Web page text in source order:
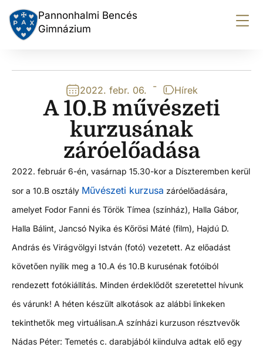
Pannonhalmi Bencés
Gimnázium
2022. febr. 06. - Hírek
A 10.B művészeti
kurzusának
záróelőadása
2022. február 6-én, vasárnap 15.30-kor a Díszteremben kerül
sor a 10.B osztály Művészeti kurzusa záróelőadására,
amelyet Fodor Fanni és Török Tímea (színház), Halla Gábor,
Halla Bálint, Jancsó Nyika és Kőrösi Máté (film), Hajdú D.
András és Virágvölgyi István (fotó) vezetett. Az előadást
követően nyílik meg a 10.A és 10.B kurusénak fotóiból
rendezett fotókiállítás. Minden érdeklődőt szeretettel hívunk
és várunk! A héten készült alkotások az alábbi linkeken
tekinthetők meg virtuálisan.A színházi kurzuson résztvevők
Nádas Péter: Temetés c. darabjából kiindulva adtak elő egy